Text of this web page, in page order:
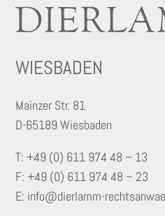
WIESBADEN
Mainzer Str. 81
D-65189 Wiesbaden
T: +49 (0) 611 974 48 – 13
F: +49 (0) 611 974 48 – 23
E: info@dierlamm-